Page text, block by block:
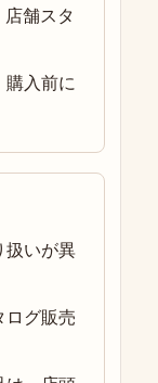
舗スタ
購入前に
扱いが異
ログ販売